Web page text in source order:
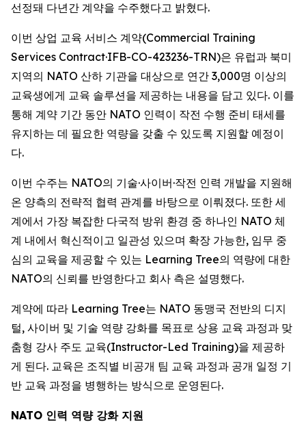
선정돼 다년간 계약을 수주했다고 밝혔다.
이번 상업 교육 서비스 계약(Commercial Training
Services Contract·IFB-CO-423236-TRN)은 유럽과 북미
지역의 NATO 산하 기관을 대상으로 연간 3,000명 이상의
교육생에게 교육 솔루션을 제공하는 내용을 담고 있다. 이를
통해 계약 기간 동안 NATO 인력이 작전 수행 준비 태세를
유지하는 데 필요한 역량을 갖출 수 있도록 지원할 예정이
다.
이번 수주는 NATO의 기술·사이버·작전 인력 개발을 지원해
온 양측의 전략적 협력 관계를 바탕으로 이뤄졌다. 또한 세
계에서 가장 복잡한 다국적 방위 환경 중 하나인 NATO 체
계 내에서 혁신적이고 일관성 있으며 확장 가능한, 임무 중
심의 교육을 제공할 수 있는 Learning Tree의 역량에 대한
NATO의 신뢰를 반영한다고 회사 측은 설명했다.
계약에 따라 Learning Tree는 NATO 동맹국 전반의 디지
털, 사이버 및 기술 역량 강화를 목표로 상용 교육 과정과 맞
춤형 강사 주도 교육(Instructor-Led Training)을 제공하
게 된다. 교육은 조직별 비공개 팀 교육 과정과 공개 일정 기
반 교육 과정을 병행하는 방식으로 운영된다.
NATO 인력 역량 강화 지원